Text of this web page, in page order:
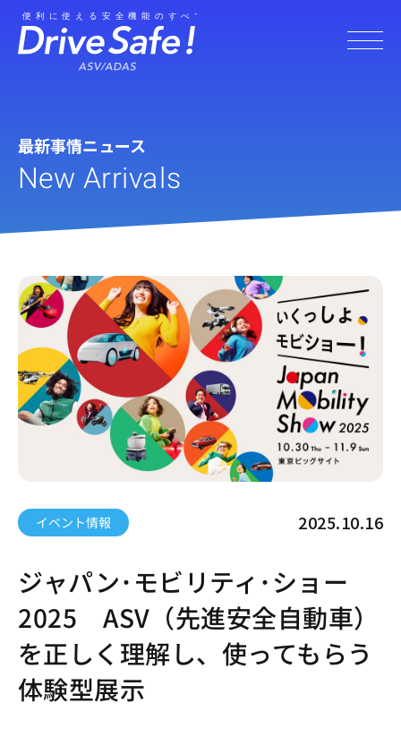
最新事情ニュース
New Arrivals
イベント情報 2025.10.16
ジャパン･モビリティ･ショー
2025 ASV（先進安全自動車）
を正しく理解し、使ってもらう
体験型展示